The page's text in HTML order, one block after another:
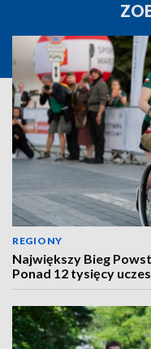
REGIONY
Największy Bieg
Ponad 12 tysięcy